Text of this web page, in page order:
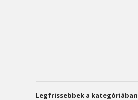
Legfrissebbek a kategóriában